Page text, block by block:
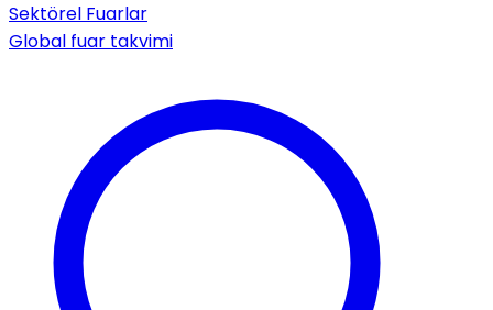
Sektörel Fuarlar
Global fuar takvimi